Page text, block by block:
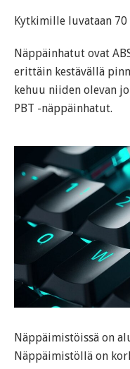
Kytkimille luvataan 70
Näppäinhatut ovat
erittäin kestävällä
kehuu niiden olevan
PBT -näppäinhatut.
Näppäimistöissä on
Näppäimistöllä on